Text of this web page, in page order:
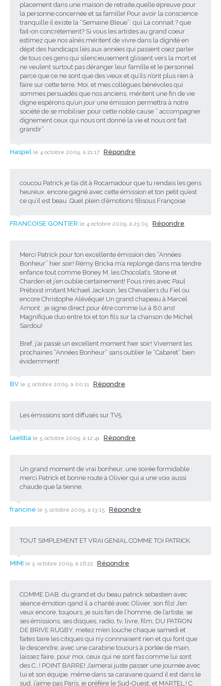
placement dans une maison de retraite,quelle épreuve pour
la personne concernée et sa famille! Pour avoir la conscience
tranquille il existe la “Semaine Bleue”: qui La connait ? que
fait-on concrétement? Si vous les artistes au grand coeur
estimez que nos aînés méritent de vivre dans la dignité en
dépit des handicaps liés aux années qui passent osez parler
de tous ces gens qui silencieusement glissent vers la mort et
ne veulent surtout pas déranger leur famille et le personnel
parce que ce ne sont que des vieux et qu’ils n’ont plus rien à
faire sur cette terre. Moi, et mes collègues bénévoles qui
sommes persuadés que nos anciens, méritent une fin de vie
digne espérons qu’un jour une émission permettra à notre
socièté de se mobiliser pour cette noble cause ” accompagner
dignement ceux qui nous ont donné la vie et nous ont fait
grandir”
Haspel le 4 octobre 2009, à 21:17 Répondre
coucou Patrick je t’ai dit à Rocamadour que tu rendais les gens
heureux .encore gagné avec cette émission et ton petit qu’est
ce qu’il est beau .Quel plein d’émotions !Bisous Françoise
FRANCOISE GONTIER le 4 octobre 2009, à 23:05 Répondre
Merci Patrick pour ton excellente émission des “Années
Bonheur” hier soir! Rémy Bricka m’a replongé dans ma tendre
enfance tout comme Boney M, les Chocolat’s, Stone et
Charden et j’en oublie certainement! Fous rires avec Paul
Préboist imitant Michael Jackson, les Chevaliers du Fiel ou
encore Christophe Alévêque! Un grand chapeau à Marcel
Amont : je signe direct pour être comme lui à 80 ans!
Magnifique duo entre toi et ton fils sur la chanson de Michel
Sardou!
Bref, j’ai passé un excellent moment hier soir! Vivement les
prochaines “Années Bonheur” sans oublier le “Cabaret” bien
évidemment!
BV le 5 octobre 2009, à 00:11 Répondre
Les émissions sont diffusés sur TV5
laetitia le 5 octobre 2009, à 12:41 Répondre
Un grand moment de vrai bonheur, une soirée formidable :
merci Patrick et bonne route à Olivier qui a une voix aussi
chaude que la tienne.
francine le 5 octobre 2009, à 13:15 Répondre
TOUT SIMPLEMENT ET VRAI GENIAL COMME TOI PATRICK
MIMI le 5 octobre 2009, à 16:22 Répondre
COMME DAB, du grand et du beau patrick sebastien avec
séance émotion qand il a chanté avec Olivier, son fils! J’en
veux encore, toujours, je suis fan de l’homme, de l’artiste, se
ses émissions, ses disques, radio, tv, livre, film, DU PATRON
DE BRIVE RUGBY, metez m’en louche chaque samedi et
faites taire les citiques qui n’y connnaisent rien et qui font que
le descendre, avec une carabine touours à portée de main,
laissez faire, pour moi, ceux qui ne sont fas comme lui sont
des C…! POINT BARRE! J’aimerai juste passer une journée avec
lui et son équipe, même dans sa caravane quand il est dans le
sud, j’aime pas Paris, je préfère le Sud-Ouest, et MARTEL,! C